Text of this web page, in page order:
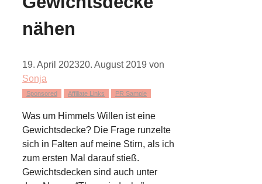
nähen
19. April 202320. August 2019 von
Sonja
Sponsored Affiliate Links PR Sample
Was um Himmels Willen ist eine
Gewichtsdecke? Die Frage runzelte
sich in Falten auf meine Stirn, als ich
zum ersten Mal darauf stieß.
Gewichtsdecken sind auch unter